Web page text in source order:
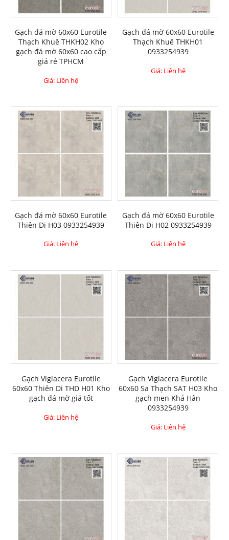
Gạch đá mờ 60x60 Eurotile
Thạch Khuê THKH02 Kho
gạch đá mờ 60x60 cao cấp
giá rẻ TPHCM
Giá: Liên hệ
Gạch đá mờ 60x60 Eurotile
Thạch Khuê THKH01
0933254939
Giá: Liên hệ
Gạch đá mờ 60x60 Eurotile
Thiên Di H03 0933254939
Giá: Liên hệ
Gạch đá mờ 60x60 Eurotile
Thiên Di H02 0933254939
Giá: Liên hệ
Gạch Viglacera Eurotile
60x60 Thiên Di THD H01 Kho
gạch đá mờ giá tốt
Giá: Liên hệ
Gạch Viglacera Eurotile
60x60 Sa Thạch SAT H03 Kho
gạch men Khả Hân
0933254939
Giá: Liên hệ